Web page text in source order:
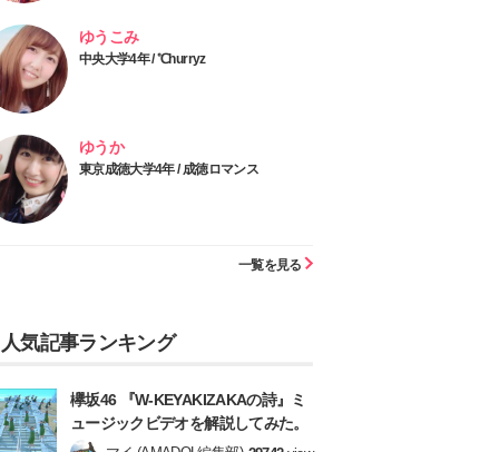
ゆうこみ
中央大学4年 / ℃hurryz
ゆうか
東京成徳大学4年 / 成徳ロマンス
一覧を見る
人気記事ランキング
欅坂46 『W-KEYAKIZAKAの詩』ミ
ュージックビデオを解説してみた。